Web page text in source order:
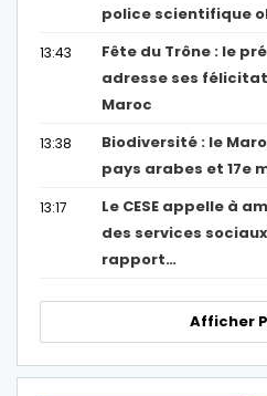
police scientifique
13:43
Fête du Trône : le
adresse ses
Maroc
13:38
Biodiversité : le
pays arabes et 17e
13:17
Le CESE appelle à
des services
rapport…
Afficher